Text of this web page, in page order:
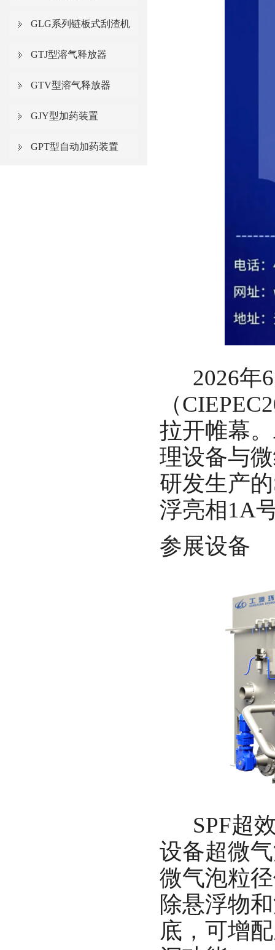
GLG系列链板式刮渣机
GTJ型溶气释放器
GTV型溶气释放器
GJY型加药装置
GPT型自动加药装置
2026年6
（
拉开帷幕
理设备与
研发生产
浮亮相1A
参展设备
SPF超效
设备超微
微气泡粒
除悬浮物
底，可增